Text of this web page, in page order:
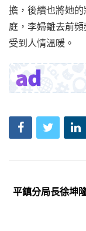
擔，後續也將她
庭，李婦離去前
受到人情溫暖。
平鎮分局長徐坤